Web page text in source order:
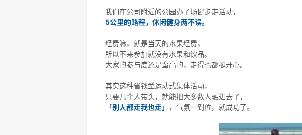
我们在公司附近的公园办了场健步走活动，
5公里的路程，休闲健身两不误。
经费嘛，就是当天的水果经费，
所以不来参加就没有水果和饮品。
大家的参与度还是蛮高的，走得也都挺开心。
其实这种省钱型运动式集体活动，
只要几个人带头，就能把大多数人融进去了，
「别人都走我也走」
，气氛一到位，就成功了。